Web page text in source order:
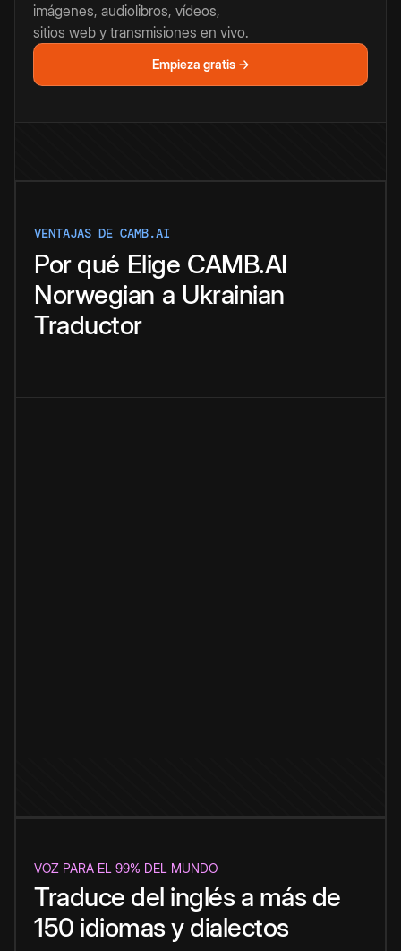
imágenes, audiolibros, vídeos,
sitios web y transmisiones en vivo.
Empieza gratis →
VENTAJAS DE CAMB.AI
Por qué Elige CAMB.AI
Norwegian a Ukrainian
Traductor
VOZ PARA EL 99% DEL MUNDO
Traduce del inglés a más de
150 idiomas y dialectos